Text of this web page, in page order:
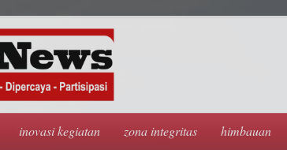
inovasi kegiatan zona integritas himbauan